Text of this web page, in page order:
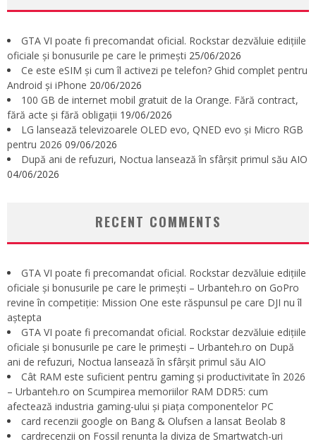
GTA VI poate fi precomandat oficial. Rockstar dezvăluie edițiile
oficiale și bonusurile pe care le primești 25/06/2026
Ce este eSIM și cum îl activezi pe telefon? Ghid complet pentru
Android și iPhone 20/06/2026
100 GB de internet mobil gratuit de la Orange. Fără contract,
fără acte și fără obligații 19/06/2026
LG lansează televizoarele OLED evo, QNED evo și Micro RGB
pentru 2026 09/06/2026
După ani de refuzuri, Noctua lansează în sfârșit primul său AIO
04/06/2026
RECENT COMMENTS
GTA VI poate fi precomandat oficial. Rockstar dezvăluie edițiile
oficiale și bonusurile pe care le primești – Urbanteh.ro on GoPro
revine în competiție: Mission One este răspunsul pe care DJI nu îl
aștepta
GTA VI poate fi precomandat oficial. Rockstar dezvăluie edițiile
oficiale și bonusurile pe care le primești – Urbanteh.ro on După
ani de refuzuri, Noctua lansează în sfârșit primul său AIO
Cât RAM este suficient pentru gaming și productivitate în 2026
– Urbanteh.ro on Scumpirea memoriilor RAM DDR5: cum
afectează industria gaming-ului și piața componentelor PC
card recenzii google on Bang & Olufsen a lansat Beolab 8
cardrecenzii on Fossil renunta la diviza de Smartwatch-uri